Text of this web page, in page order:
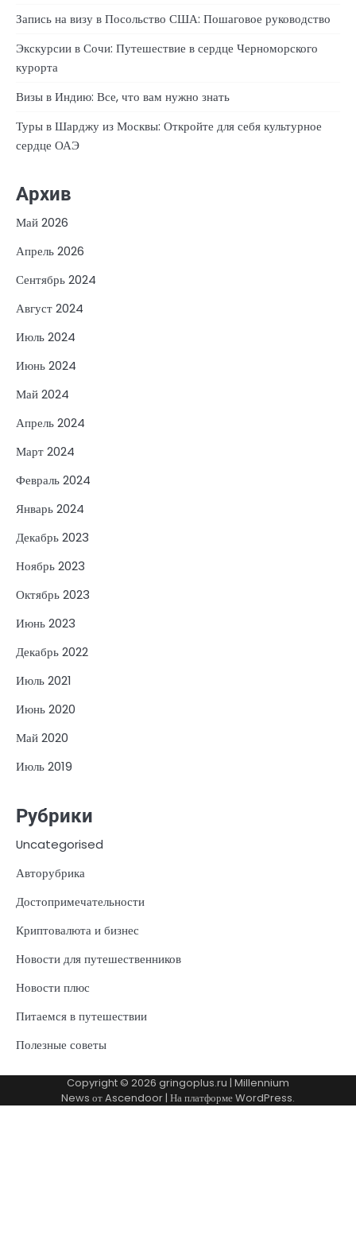
Запись на визу в Посольство США: Пошаговое руководство
Экскурсии в Сочи: Путешествие в сердце Черноморского
курорта
Визы в Индию: Все, что вам нужно знать
Туры в Шарджу из Москвы: Откройте для себя культурное
сердце ОАЭ
Архив
Май 2026
Апрель 2026
Сентябрь 2024
Август 2024
Июль 2024
Июнь 2024
Май 2024
Апрель 2024
Март 2024
Февраль 2024
Январь 2024
Декабрь 2023
Ноябрь 2023
Октябрь 2023
Июнь 2023
Декабрь 2022
Июль 2021
Июнь 2020
Май 2020
Июль 2019
Рубрики
Uncategorised
Авторубрика
Достопримечательности
Криптовалюта и бизнес
Новости для путешественников
Новости плюс
Питаемся в путешествии
Полезные советы
Copyright © 2026 gringoplus.ru | Millennium
News отAscendoor| На платформеWordPress.